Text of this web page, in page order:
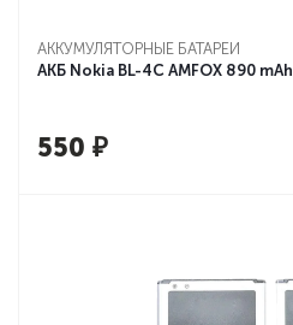
АККУМУЛЯТОРНЫЕ БАТАРЕИ
АКБ Nokia BL-4C AMFOX 890 mAh
550 ₽